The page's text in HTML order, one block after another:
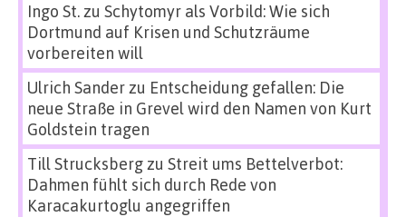
Ingo St.zu Schytomyr als Vorbild: Wie sich
Dortmund auf Krisen und Schutzräume
vorbereiten will
Ulrich Sanderzu Entscheidung gefallen: Die
neue Straße in Grevel wird den Namen von Kurt
Goldstein tragen
Till Strucksbergzu Streit ums Bettelverbot:
Dahmen fühlt sich durch Rede von
Karacakurtoglu angegriffen